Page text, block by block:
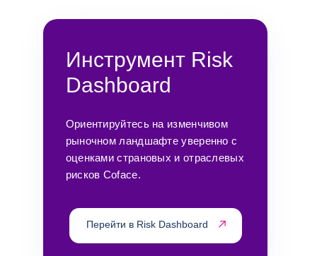
Инструмент Risk
Dashboard
Ориентируйтесь на изменчивом
рыночном ландшафте уверенно с
оценками страновых и отраслевых
рисков Coface.
Перейти в Risk Dashboard